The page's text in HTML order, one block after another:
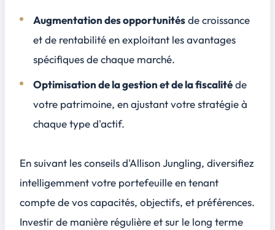
Augmentation des opportunitésde croissance
et de rentabilité en exploitant les avantages
spécifiques de chaque marché.
Optimisation de la gestion et de la fiscalitéde
votre patrimoine, en ajustant votre stratégie à
chaque type d'actif.
En suivant les conseils d'Allison Jungling, diversifiez
intelligemment votre portefeuille en tenant
compte de vos capacités, objectifs, et préférences.
Investir de manière régulière et sur le long terme